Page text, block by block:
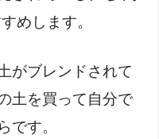
めします。
がブレンドされて
土を買って自分で
です。